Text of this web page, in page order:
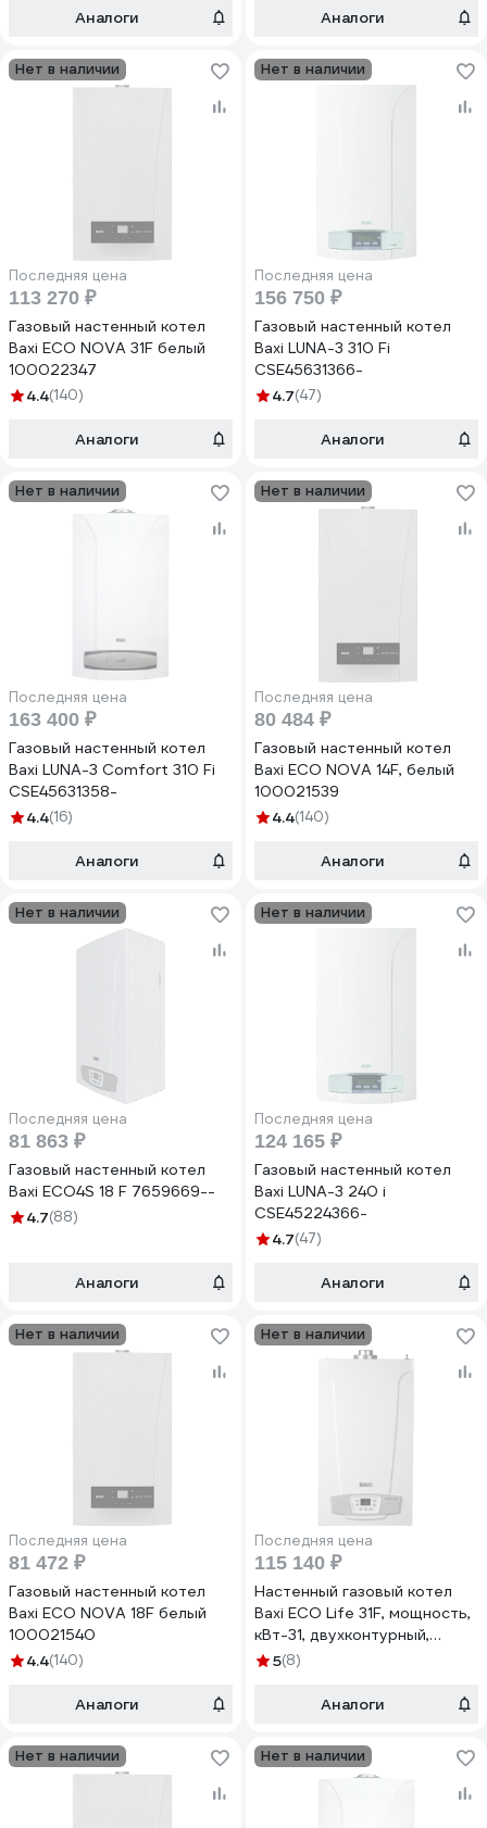
Аналоги Аналоги
Нет в наличии
Последняя цена
113 270 ₽
Газовый настенный котел
Baxi ECO NOVA 31F белый
100022347
4.4(140)
Аналоги
Нет в наличии
Последняя цена
156 750 ₽
Газовый настенный котел
Baxi LUNA-3 310 Fi
CSE45631366-
4.7(47)
Аналоги
Нет в наличии
Последняя цена
163 400 ₽
Газовый настенный котел
Baxi LUNA-3 Comfort 310 Fi
CSE45631358-
4.4(16)
Аналоги
Нет в наличии
Последняя цена
80 484 ₽
Газовый настенный котел
Baxi ECO NOVA 14F, белый
100021539
4.4(140)
Аналоги
Нет в наличии
Последняя цена
81 863 ₽
Газовый настенный котел
Baxi ECO4S 18 F 7659669--
4.7(88)
Аналоги
Нет в наличии
Последняя цена
124 165 ₽
Газовый настенный котел
Baxi LUNA-3 240 i
CSE45224366-
4.7(47)
Аналоги
Нет в наличии
Последняя цена
81 472 ₽
Газовый настенный котел
Baxi ECO NOVA 18F белый
100021540
4.4(140)
Аналоги
Нет в наличии
Последняя цена
115 140 ₽
Настенный газовый котел
Baxi ECO Life 31F, мощность,
кВт-31, двухконтурный,
камера сгорания-закрытая
5(8)
Аналоги
Нет в наличии Нет в наличии